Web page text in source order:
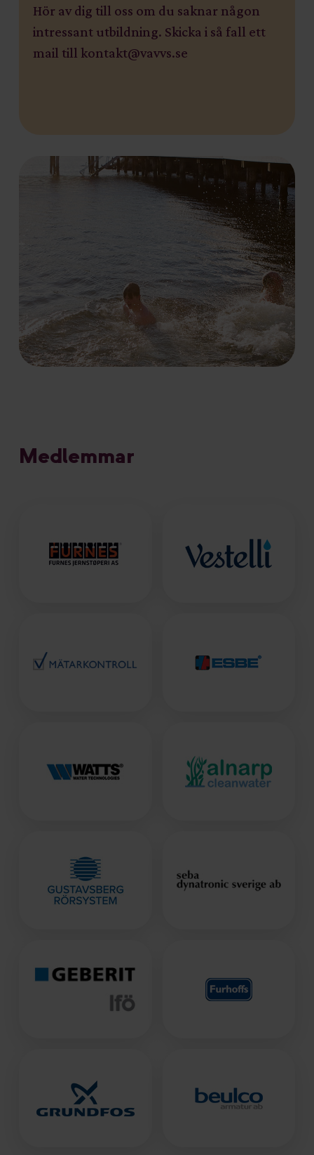
Hör av dig till oss om du saknar någon
intressant utbildning. Skicka i så fall ett
mail till kontakt@vavvs.se
Medlemmar